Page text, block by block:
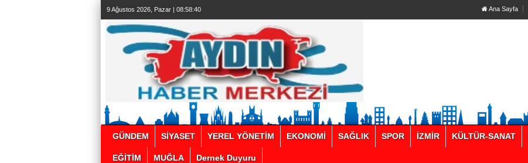
9 Ağustos 2026, Pazar | 08:58:41 Ana Sayfa
GÜNDEM SİYASET YEREL YÖNETİM EKONOMİ SAĞLIK SPOR İZMİR KÜLTÜR-SANAT
EĞİTİM MUĞLA Dernek Duyuru